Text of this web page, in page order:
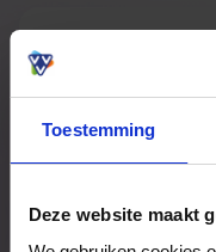
Toestemming
Deze website maakt
Dorpsstraat 49